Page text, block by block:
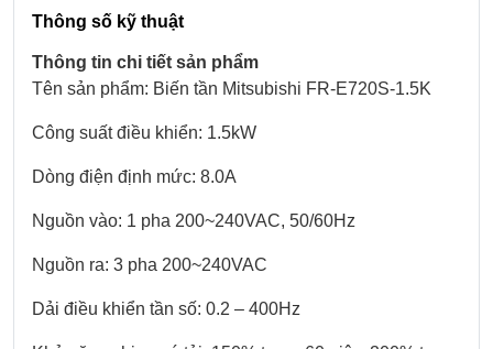
Thông số kỹ thuật
Thông tin chi tiết sản phẩm
Tên sản phẩm: Biến tần Mitsubishi FR-E720S-1.5K
Công suất điều khiển: 1.5kW
Dòng điện định mức: 8.0A
Nguồn vào: 1 pha 200~240VAC, 50/60Hz
Nguồn ra: 3 pha 200~240VAC
Dải điều khiển tần số: 0.2 – 400Hz